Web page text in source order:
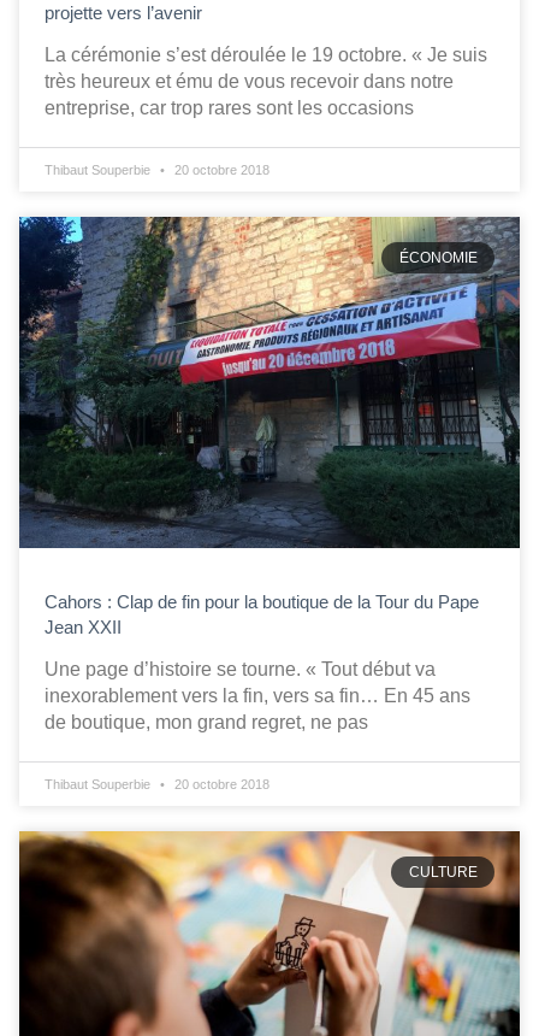
projette vers l’avenir
La cérémonie s’est déroulée le 19 octobre. « Je suis
très heureux et ému de vous recevoir dans notre
entreprise, car trop rares sont les occasions
Thibaut Souperbie 20 octobre 2018
ÉCONOMIE
Cahors : Clap de fin pour la boutique de la Tour du Pape
Jean XXII
Une page d’histoire se tourne. « Tout début va
inexorablement vers la fin, vers sa fin… En 45 ans
de boutique, mon grand regret, ne pas
Thibaut Souperbie 20 octobre 2018
CULTURE